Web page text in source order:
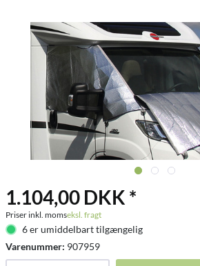
1.104,00 DKK *
Priser inkl. momseksl. fragt
6 er umiddelbart tilgængelig
Varenummer: 907959